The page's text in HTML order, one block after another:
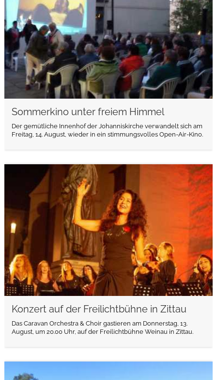
Sommerkino unter freiem Himmel
Der gemütliche Innenhof der Johanniskirche verwandelt sich am
Freitag, 14. August, wieder in ein stimmungsvolles Open-Air-Kino.
Konzert auf der Freilichtbühne in Zittau
Das Caravan Orchestra & Choir gastieren am Donnerstag, 13.
August, um 20.00 Uhr, auf der Freilichtbühne Weinau in Zittau.
weiterlesen